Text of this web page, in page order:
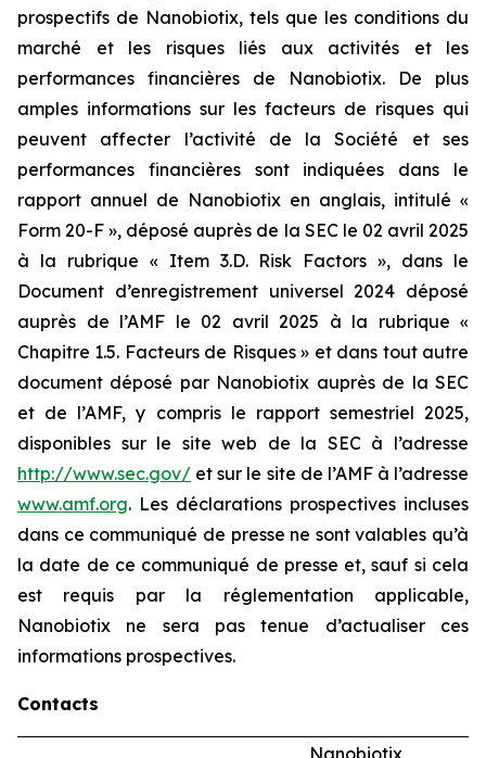
prospectifs de Nanobiotix, tels que les conditions du
marché et les risques liés aux activités et les
performances financières de Nanobiotix. De plus
amples informations sur les facteurs de risques qui
peuvent affecter l’activité de la Société et ses
performances financières sont indiquées dans le
rapport annuel de Nanobiotix en anglais, intitulé «
Form 20-F », déposé auprès de la SEC le 02 avril 2025
à la rubrique « Item 3.D. Risk Factors », dans le
Document d’enregistrement universel 2024 déposé
auprès de l’AMF le 02 avril 2025 à la rubrique «
Chapitre 1.5. Facteurs de Risques » et dans tout autre
document déposé par Nanobiotix auprès de la SEC
et de l’AMF, y compris le rapport semestriel 2025,
disponibles sur le site web de la SEC à l’adresse
http://www.sec.gov/ et sur le site de l’AMF à l’adresse
www.amf.org. Les déclarations prospectives incluses
dans ce communiqué de presse ne sont valables qu’à
la date de ce communiqué de presse et, sauf si cela
est requis par la réglementation applicable,
Nanobiotix ne sera pas tenue d’actualiser ces
informations prospectives.
Contacts
Nanobiotix